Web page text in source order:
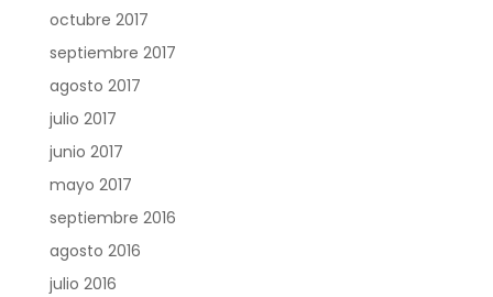
octubre 2017
septiembre 2017
agosto 2017
julio 2017
junio 2017
mayo 2017
septiembre 2016
agosto 2016
julio 2016